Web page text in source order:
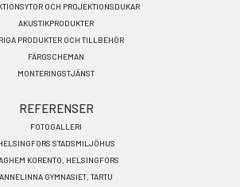
OCH PROJEKTIONSDUKAR
AKUSTIKPRODUKTER
PRODUKTER OCH TILLBEHÖR
FÄRGSCHEMAN
MONTERINGSTJÄNST
REFERENSER
FOTOGALLERI
STADSMILJÖHUS
KORENTO, HELSINGFORS
ANNELINNA GYMNASIET, TARTU